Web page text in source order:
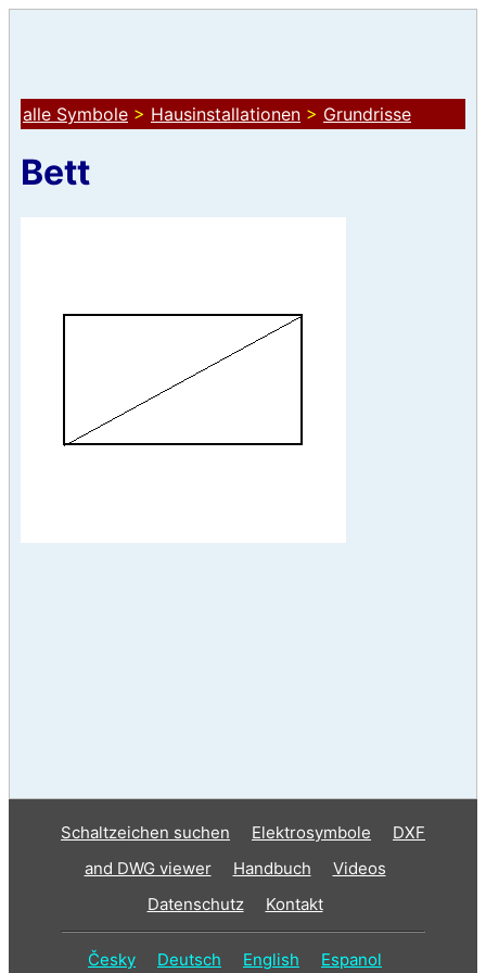
alle Symbole > Hausinstallationen > Grundrisse
Bett
Schaltzeichen suchen Elektrosymbole
DXF
and DWG viewer
Handbuch
Videos
Datenschutz
Kontakt
Česky Deutsch English Espanol